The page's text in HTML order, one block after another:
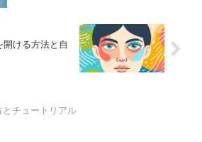
ける方法と自
とチュートリアル